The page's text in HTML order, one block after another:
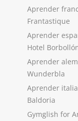
Aprender
Frantastique
Aprender
Hotel
Aprender
Wunderbla
Aprender
Baldoria
Gymglish for